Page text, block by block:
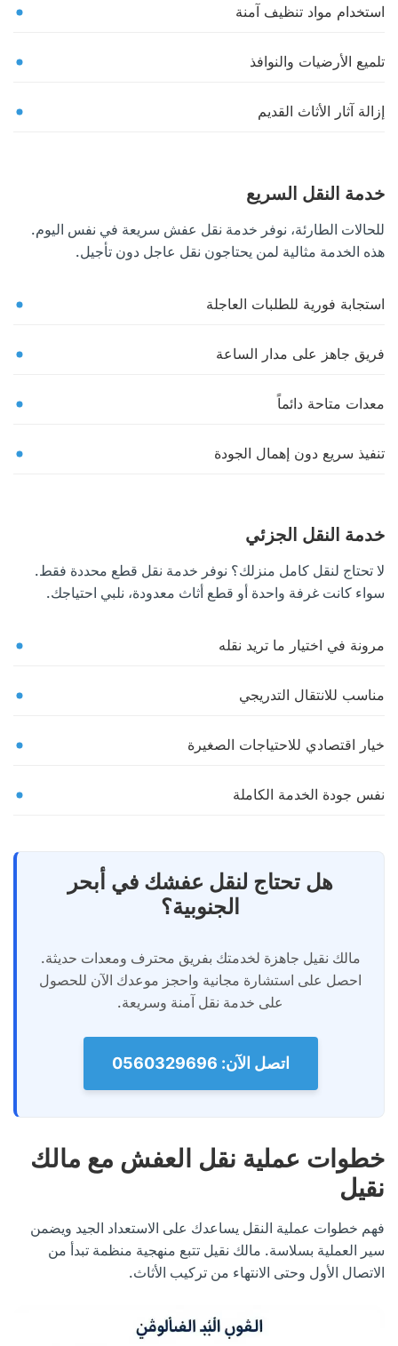
استخدام مواد تنظيف آمنة
تلميع الأرضيات والنوافذ
إزالة آثار الأثاث القديم
خدمة النقل السريع
للحالات الطارئة، نوفر خدمة نقل عفش سريعة في نفس اليوم.
هذه الخدمة مثالية لمن يحتاجون نقل عاجل دون تأجيل.
استجابة فورية للطلبات العاجلة
فريق جاهز على مدار الساعة
معدات متاحة دائماً
تنفيذ سريع دون إهمال الجودة
خدمة النقل الجزئي
لا تحتاج لنقل كامل منزلك؟ نوفر خدمة نقل قطع محددة فقط.
سواء كانت غرفة واحدة أو قطع أثاث معدودة، نلبي احتياجك.
مرونة في اختيار ما تريد نقله
مناسب للانتقال التدريجي
خيار اقتصادي للاحتياجات الصغيرة
نفس جودة الخدمة الكاملة
هل تحتاج لنقل عفشك في أبحر
الجنوبية؟
مالك نقيل جاهزة لخدمتك بفريق محترف ومعدات حديثة.
احصل على استشارة مجانية واحجز موعدك الآن للحصول
على خدمة نقل آمنة وسريعة.
اتصل الآن: 0560329696
خطوات عملية نقل العفش مع مالك
نقيل
فهم خطوات عملية النقل يساعدك على الاستعداد الجيد ويضمن
سير العملية بسلاسة. مالك نقيل تتبع منهجية منظمة تبدأ من
الاتصال الأول وحتى الانتهاء من تركيب الأثاث.